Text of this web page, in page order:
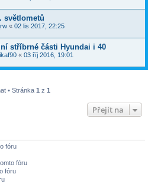
světlometů
« 02 lis 2017, 22:25
stříbrné části Hyundai i 40
« 03 říj 2016, 19:01
• Stránka 1 z 1
Přejít na
fóru
fóru
fóru